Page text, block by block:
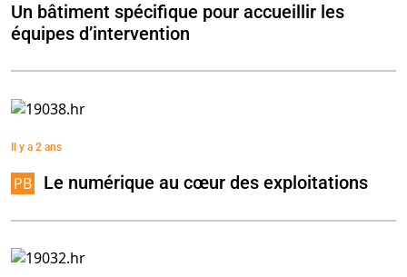
Un bâtiment spécifique pour accueillir les
équipes d’intervention
Il y a 2 ans
Le numérique au cœur des exploitations